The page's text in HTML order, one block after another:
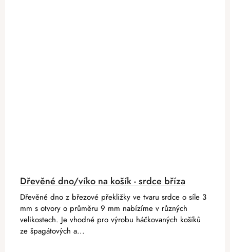
Dřevěné dno/víko na košík - srdce bříza
Dřevěné dno z březové překližky ve tvaru srdce o síle 3
mm s otvory o průměru 9 mm nabízíme v různých
velikostech. Je vhodné pro výrobu háčkovaných košíků
ze špagátových a...